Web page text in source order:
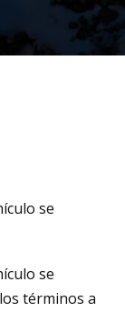
se
se
términos a